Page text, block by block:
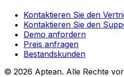
Kontaktieren Sie den
Kontaktieren Sie den
Demo anfordern
Preis anfragen
Bestandskunden
© 2026 Aptean. Alle Rechte